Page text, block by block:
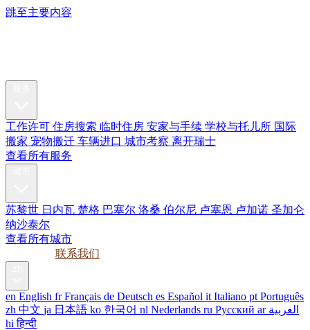
跳至主要内容
工作许可 住房搜索 临时住房 安家与手续 学校与托儿所 国际
搬家 宠物搬迁 车辆进口 城市考察 离开瑞士
查看所有服务
苏黎世 日内瓦 楚格 巴塞尔 洛桑 伯尔尼 卢塞恩 卢加诺 圣加仑
纳沙泰尔
查看所有城市
联系我们
en English fr Français de Deutsch es Español it Italiano pt Português
zh 中文 ja 日本語 ko 한국어 nl Nederlands ru Русский ar العربية
hi हिन्दी